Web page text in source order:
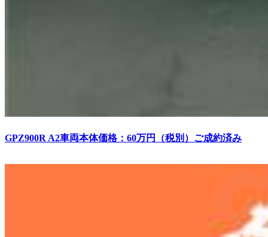
GPZ900R A2車両本体価格：60万円（税別）ご成約済み